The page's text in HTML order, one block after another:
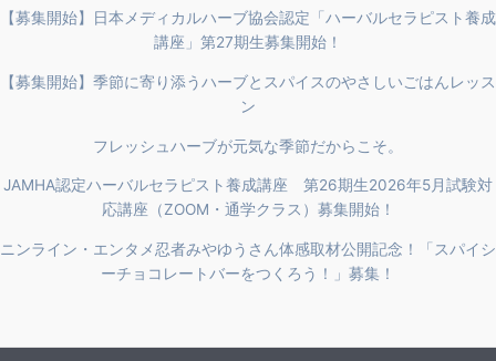
【募集開始】日本メディカルハーブ協会認定「ハーバルセラピスト養成
講座」第27期生募集開始！
【募集開始】季節に寄り添うハーブとスパイスのやさしいごはんレッス
ン
フレッシュハーブが元気な季節だからこそ。
JAMHA認定ハーバルセラピスト養成講座 第26期生2026年5月試験対
応講座（ZOOM・通学クラス）募集開始！
ニンライン・エンタメ忍者みやゆうさん体感取材公開記念！「スパイシ
ーチョコレートバーをつくろう！」募集！